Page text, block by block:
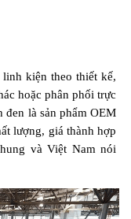
linh kiện theo thiết kế,
hoặc phân phối trực
đen là sản phẩm OEM
lượng, giá thành hợp
và Việt Nam nói